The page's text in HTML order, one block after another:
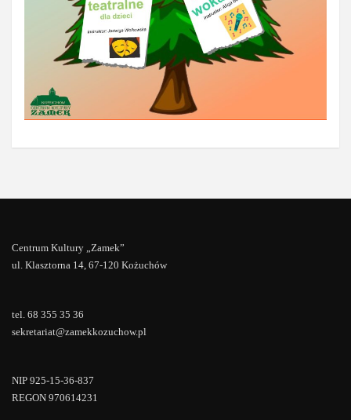
Centrum Kultury „Zamek”
ul. Klasztorna 14, 67-120 Kożuchów
tel. 68 355 35 36
sekretariat@zamekkozuchow.pl
NIP 925-15-36-837
REGON 970614231